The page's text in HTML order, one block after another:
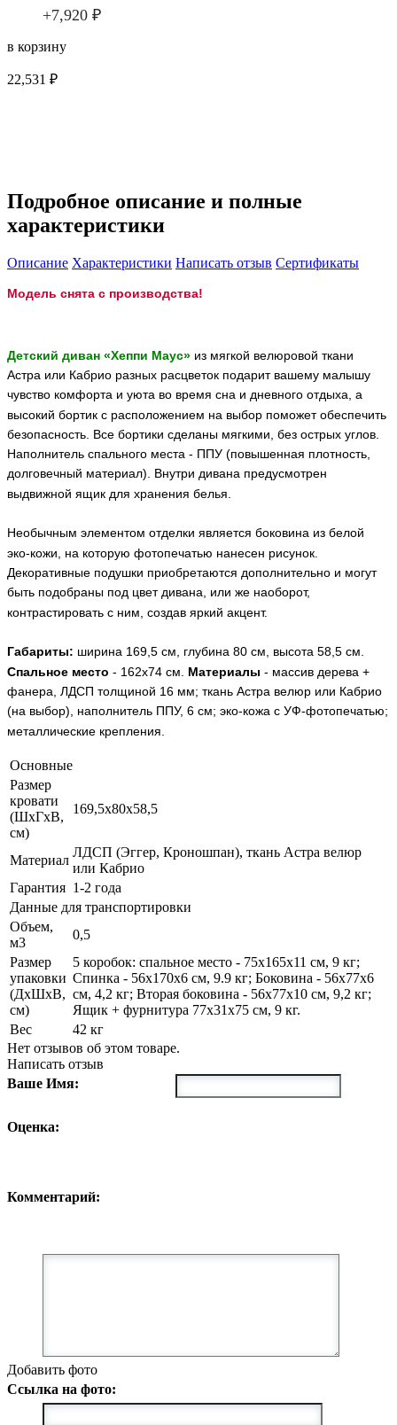
+7,920 ₽
в корзину
22,531 ₽
Подробное описание и полные
характеристики
Описание Характеристики Написать отзыв Сертификаты
Модель снята с производства!
Детский диван «Хеппи Маус» из мягкой велюровой ткани
Астра или Кабрио разных расцветок подарит вашему малышу
чувство комфорта и уюта во время сна и дневного отдыха, а
высокий бортик с расположением на выбор поможет обеспечить
безопасность. Все бортики сделаны мягкими, без острых углов.
Наполнитель спального места - ППУ (повышенная плотность,
долговечный материал). Внутри дивана предусмотрен
выдвижной ящик для хранения белья.
Необычным элементом отделки является боковина из белой
эко-кожи, на которую фотопечатью нанесен рисунок.
Декоративные подушки приобретаются дополнительно и могут
быть подобраны под цвет дивана, или же наоборот,
контрастировать с ним, создав яркий акцент.
Габариты: ширина 169,5 см, глубина 80 см, высота 58,5 см.
Спальное место - 162x74 см. Материалы - массив дерева +
фанера, ЛДСП толщиной 16 мм; ткань Астра велюр или Кабрио
(на выбор), наполнитель ППУ, 6 см; эко-кожа с УФ-фотопечатью;
металлические крепления.
Основные
Размер
кровати
(ШxГxВ,
см)
169,5x80x58,5
Материал
ЛДСП (Эггер, Кроношпан), ткань Астра велюр
или Кабрио
Гарантия 1-2 года
Данные для транспортировки
Объем,
м3
0,5
Размер
упаковки
(ДxШxВ,
см)
5 коробок: спальное место - 75x165x11 см, 9 кг;
Спинка - 56x170x6 см, 9.9 кг; Боковина - 56x77x6
см, 4,2 кг; Вторая боковина - 56x77x10 см, 9,2 кг;
Ящик + фурнитура 77x31x75 см, 9 кг.
Вес
42 кг
Нет отзывов об этом товаре.
Написать отзыв
Ваше Имя:
Оценка:
Комментарий:
Добавить фото
Ссылка на фото: